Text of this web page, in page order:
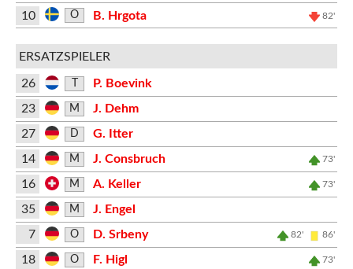
10 O B. Hrgota 82'
ERSATZSPIELER
26
P. Boevink
23
M
J. Dehm
27
D
G. Itter
14
M J. Consbruch 73'
16 M A. Keller 73'
35 M
J. Engel
7
O D. Srbeny 82' 86'
18 O F. Higl 73'